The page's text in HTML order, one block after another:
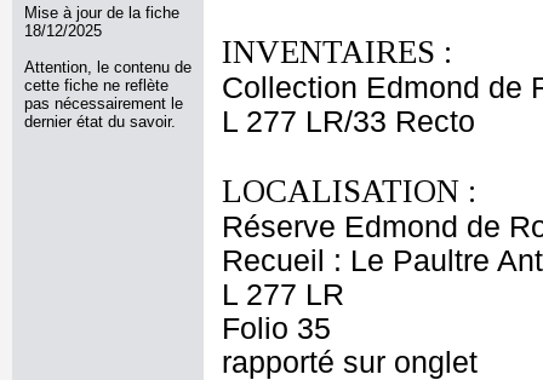
Mise à jour de la fiche
18/12/2025
Attention, le contenu de
cette fiche ne reflète
pas nécessairement le
dernier état du savoir.
INVENTAIRES :
Collection Edmond de
L 277 LR/33 Recto
LOCALISATION :
Réserve Edmond de
Recueil : Le Paultre
L 277 LR
Folio 35
rapporté sur onglet